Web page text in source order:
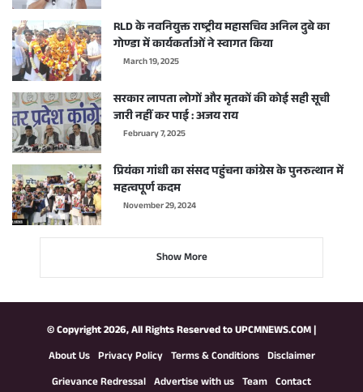
RLD के नवनियुक्त राष्ट्रीय महासचिव अनिल दुबे का
गोण्डा में कार्यकर्ताओं ने स्वागत किया
March 19, 2025
सरकार लापता लोगों और मृतकों की कोई सही सूची
जारी नहीं कर पाई : अजय राय
February 7, 2025
प्रियंका गांधी का संसद पहुंचना कांग्रेस के पुनरुत्थान में
महत्वपूर्ण कदम
November 29, 2024
Show More
© Copyright 2026, All Rights Reserved toUPCMNEWS.COM|
About Us Privacy Policy Terms & Conditions Disclaimer
Grievance Redressal Advertise with us Team Contact